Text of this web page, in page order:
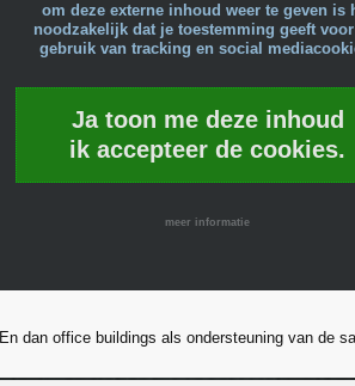
om deze externe inhoud weer te geven is
noodzakelijk dat je toestemming geeft
gebruik van tracking en social
Ja toon me deze inhoud
ik accepteer de cookies.
meer informatie
En dan office buildings als ondersteuning van de